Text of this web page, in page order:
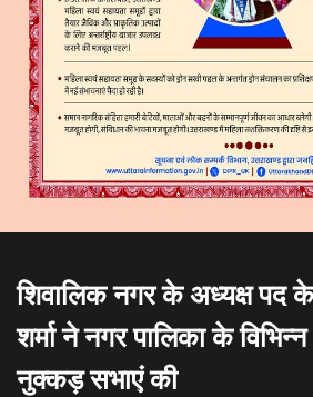
शिवालिक नगर के अध्यक्ष पद के
शर्मा ने नगर पालिका के
नुक्कड़ सभाएं की